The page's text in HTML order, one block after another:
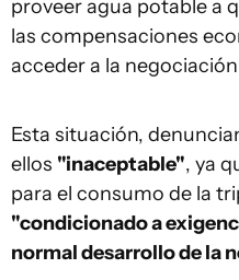
proveer agua potable a
las compensaciones
acceder a la
Esta situación,
ellos "inaceptable", ya
para el consumo de la
"condicionado a
normal desarrollo de la